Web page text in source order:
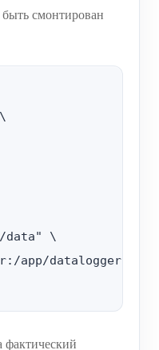
смонтирован
data" \
app/datalogger" \
фактический